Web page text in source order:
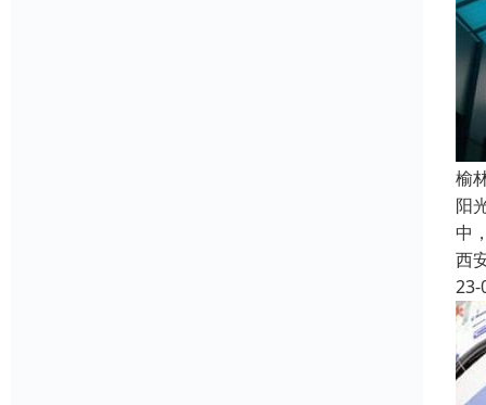
榆
阳
中
西
23-